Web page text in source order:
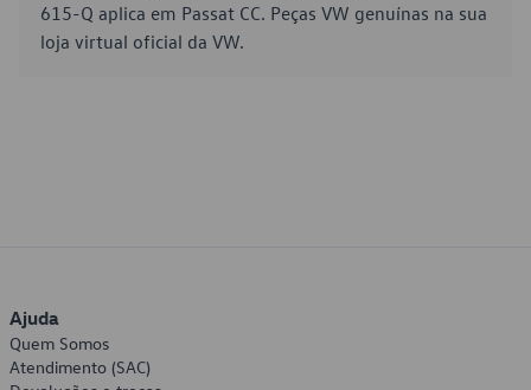
615-Q aplica em Passat CC. Peças VW genuínas na sua
loja virtual oficial da VW.
Ajuda
Quem Somos
Atendimento (SAC)